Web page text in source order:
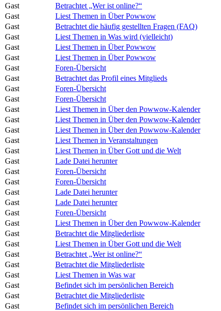
Gast
Betrachtet „Wer ist online?“
Gast
Liest Themen in Über Powwow
Gast
Betrachtet die häufig gestellten Fragen (FAQ)
Gast
Liest Themen in Was wird (vielleicht)
Gast
Liest Themen in Über Powwow
Gast
Liest Themen in Über Powwow
Gast
Foren-Übersicht
Gast
Betrachtet das Profil eines Mitglieds
Gast
Foren-Übersicht
Gast
Foren-Übersicht
Gast
Liest Themen in Über den Powwow-Kalender
Gast
Liest Themen in Über den Powwow-Kalender
Gast
Liest Themen in Über den Powwow-Kalender
Gast
Liest Themen in Veranstaltungen
Gast
Liest Themen in Über Gott und die Welt
Gast
Lade Datei herunter
Gast
Foren-Übersicht
Gast
Foren-Übersicht
Gast
Lade Datei herunter
Gast
Lade Datei herunter
Gast
Foren-Übersicht
Gast
Liest Themen in Über den Powwow-Kalender
Gast
Betrachtet die Mitgliederliste
Gast
Liest Themen in Über Gott und die Welt
Gast
Betrachtet „Wer ist online?“
Gast
Betrachtet die Mitgliederliste
Gast
Liest Themen in Was war
Gast
Befindet sich im persönlichen Bereich
Gast
Betrachtet die Mitgliederliste
Gast
Befindet sich im persönlichen Bereich